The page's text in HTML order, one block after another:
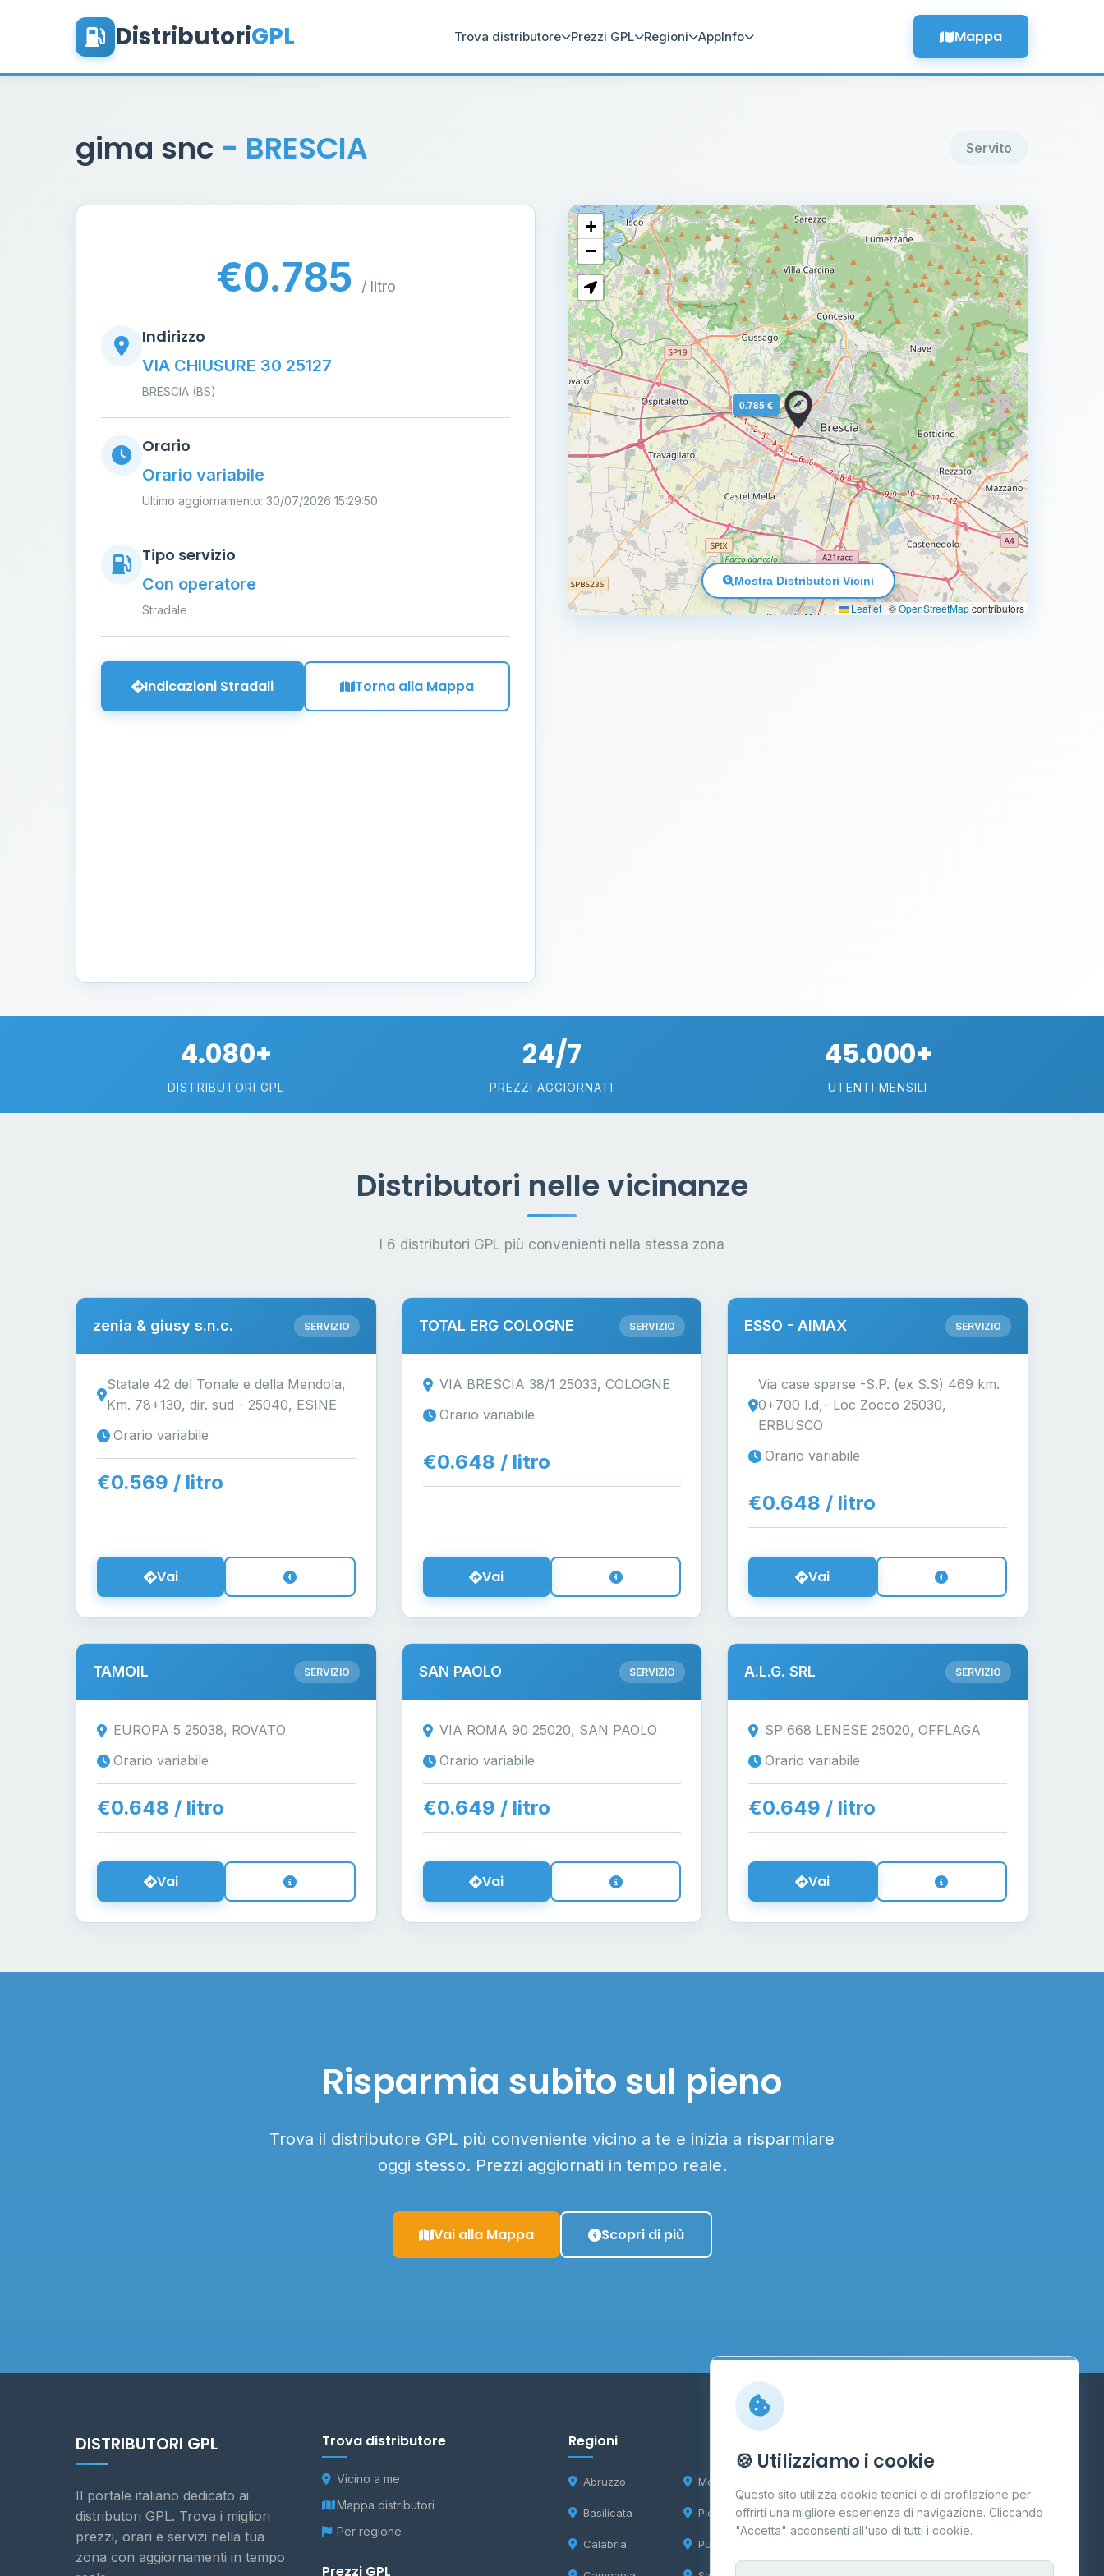
DistributoriGPL Trova distributore Prezzi GPL Regioni AppInfo Mappa
gima snc - BRESCIA Servito
€0.785 / litro
Indirizzo
VIA CHIUSURE 30 25127
BRESCIA (BS)
Orario
Orario variabile
Ultimo aggiornamento: 30/07/2026 15:29:50
Tipo servizio
Con operatore
Stradale
Indicazioni Stradali Torna alla Mappa
0.785 €
+
−
Leaflet | ©OpenStreetMapcontributors
Mostra Distributori Vicini
4.080+
DISTRIBUTORI GPL
24/7
PREZZI AGGIORNATI
45.000+
UTENTI MENSILI
Distributori nelle vicinanze
I 6 distributori GPL più convenienti nella stessa zona
zenia & giusy s.n.c. SERVIZIO
Statale 42 del Tonale e della Mendola,
Km. 78+130, dir. sud - 25040, ESINE
Orario variabile
€0.569 / litro
Vai
TOTAL ERG COLOGNE SERVIZIO
VIA BRESCIA 38/1 25033, COLOGNE
Orario variabile
€0.648 / litro
Vai
ESSO - AIMAX SERVIZIO
Via case sparse -S.P. (ex S.S) 469 km.
0+700 I.d,- Loc Zocco 25030,
ERBUSCO
Orario variabile
€0.648 / litro
Vai
TAMOIL SERVIZIO
EUROPA 5 25038, ROVATO
Orario variabile
€0.648 / litro
Vai
SAN PAOLO SERVIZIO
VIA ROMA 90 25020, SAN PAOLO
Orario variabile
€0.649 / litro
Vai
A.L.G. SRL SERVIZIO
SP 668 LENESE 25020, OFFLAGA
Orario variabile
€0.649 / litro
Vai
Risparmia subito sul pieno
Trova il distributore GPL più conveniente vicino a te e inizia a risparmiare
oggi stesso. Prezzi aggiornati in tempo reale.
Vai alla Mappa Scopri di più
DISTRIBUTORI GPL
Il portale italiano dedicato ai
distributori GPL. Trova i migliori
prezzi, orari e servizi nella tua
zona con aggiornamenti in tempo
Trova distributore
Vicino a me
Mappa distributori
Per regione
Prezzi GPL
Regioni
Abruzzo
Basilicata
Calabria
Molise
Piemonte
Puglia
Contatti
Per gestori
🍪 Utilizziamo i cookie
Questo sito utilizza cookie tecnici e di profilazione per
offrirti una migliore esperienza di navigazione. Cliccando
"Accetta" acconsenti all'uso di tutti i cookie.